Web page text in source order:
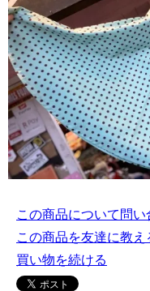
この商品について問い
この商品を友達に教え
買い物を続ける